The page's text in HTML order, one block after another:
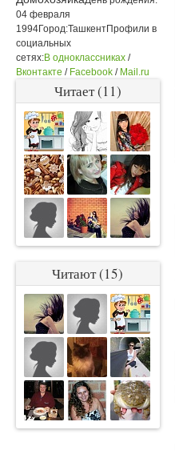
04 февраля
1994Город:ТашкентПрофили в
социальных
сетях:В одноклассниках /
Вконтакте / Facebook / Mail.ru
Читает (11)
Читают (15)